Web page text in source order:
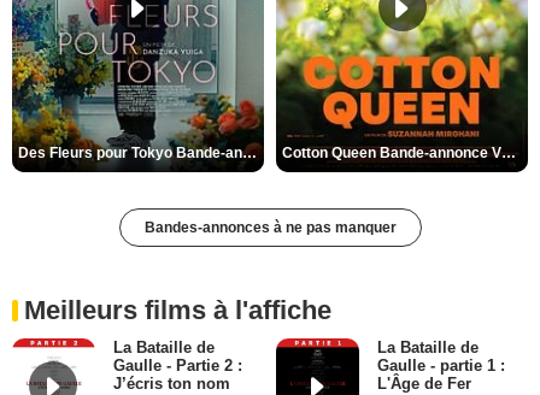
Des Fleurs pour Tokyo Bande-annonce VO STFR Cotton Queen Bande-annonce VO STFR
Bandes-annonces à ne pas manquer
Meilleurs films à l'affiche
La Bataille de
Gaulle - Partie 2 :
J’écris ton nom
La Bataille de
Gaulle - partie 1 :
L'Âge de Fer